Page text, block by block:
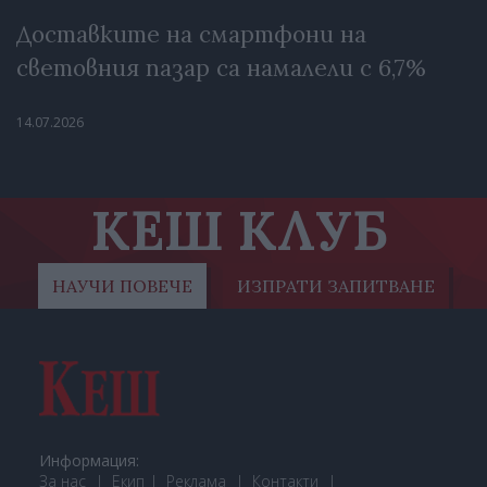
Доставките на смартфони на
световния пазар са намалели с 6,7%
14.07.2026
КЕШ КЛУБ
НАУЧИ ПОВЕЧЕ ИЗПРАТИ ЗАПИТВАНЕ
Информация:
За нас
Екип Реклама Контакти